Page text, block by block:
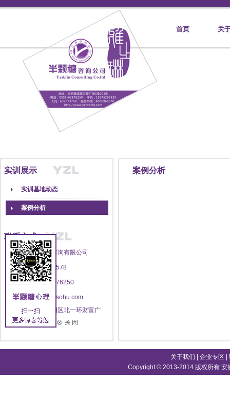
首页 关
实训展示
实训基地动态
案例分析
联系方式
安徽半颗糖心理咨询有限公司
电话：400-696-8578
传真：0551--62876250
邮箱：yzlworld@sohu.com
地址：合肥市庐阳区北一环财富广
场首座13层
案例分析
关于我们 企业专区
Copyright © 2013-2014 版权所有 安